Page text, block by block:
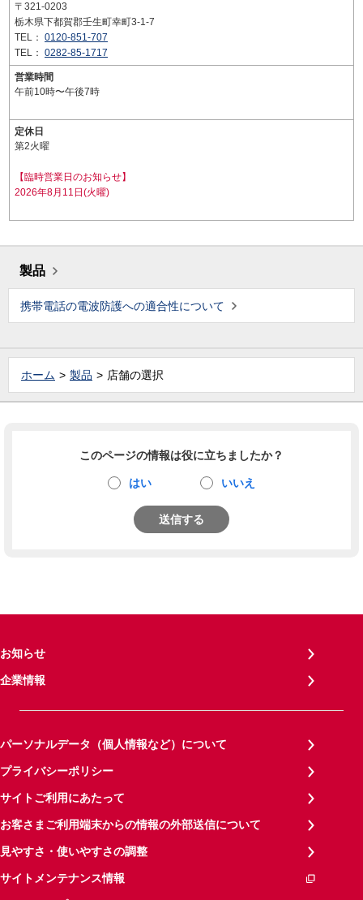
〒321-0203
栃木県下都賀郡壬生町幸町3-1-7
TEL： 0120-851-707
TEL： 0282-85-1717
営業時間
午前10時〜午後7時
定休日
第2火曜
【臨時営業日のお知らせ】
2026年8月11日(火曜)
製品
携帯電話の電波防護への適合性について
ホーム 製品 店舗の選択
このページの情報は役に立ちましたか？
はい いいえ
送信する
お知らせ
企業情報
パーソナルデータ（個人情報など）について
プライバシーポリシー
サイトご利用にあたって
お客さまご利用端末からの情報の外部送信について
見やすさ・使いやすさの調整
サイトメンテナンス情報